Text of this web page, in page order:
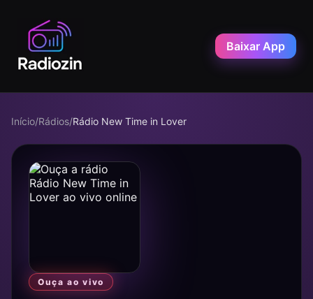
Baixar App
Início/Rádios/Rádio New Time in Lover
Ouça ao vivo